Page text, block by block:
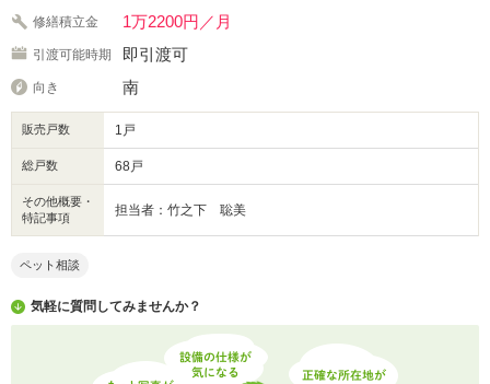
修繕積立金 1万2200円／月
引渡可能時期 即引渡可
向き 南
販売戸数 1戸
総戸数 68戸
その他概要・
特記事項
担当者：竹之下 聡美
ペット相談
気軽に質問してみませんか？